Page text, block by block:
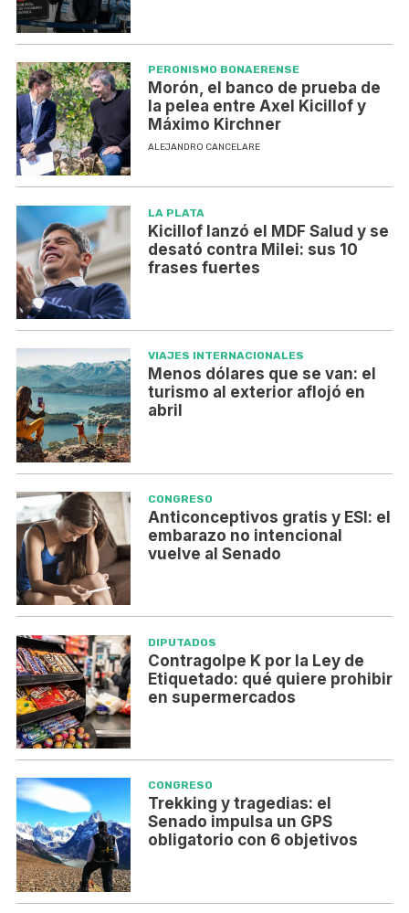
PERONISMO BONAERENSE
Morón, el banco de prueba de
la pelea entre Axel Kicillof y
Máximo Kirchner
ALEJANDRO CANCELARE
LA PLATA
Kicillof lanzó el MDF Salud y se
desató contra Milei: sus 10
frases fuertes
VIAJES INTERNACIONALES
Menos dólares que se van: el
turismo al exterior aflojó en
abril
CONGRESO
Anticonceptivos gratis y ESI: el
embarazo no intencional
vuelve al Senado
DIPUTADOS
Contragolpe K por la Ley de
Etiquetado: qué quiere prohibir
en supermercados
CONGRESO
Trekking y tragedias: el
Senado impulsa un GPS
obligatorio con 6 objetivos